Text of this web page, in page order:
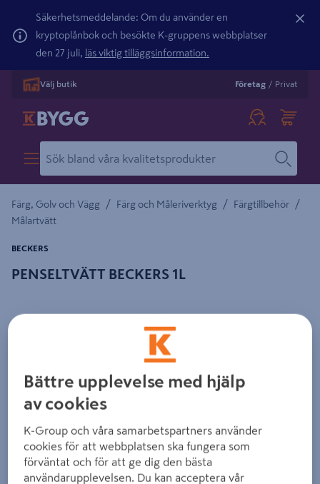
Säkerhetsmeddelande: Om du använder en
kryptoplånbok och besökte K-gruppens webbplatser
den 27 juli, läs viktig tilläggsinformation.
Välj butik Företag / Privat
Färg, Golv och Vägg / Färg och Måleriverktyg / Färgtillbehör /
Målartvätt
PENSELTVÄTT BECKERS 1L
BECKERS
Bättre upplevelse med hjälp
av cookies
K-Group och våra samarbetspartners använder
cookies för att webbplatsen ska fungera som
förväntat och för att ge dig den bästa
användarupplevelsen. Du kan acceptera vår